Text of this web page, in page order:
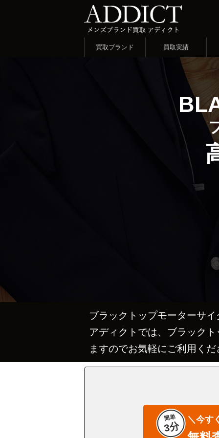
買取ブランド 買取実績
ブラックトップモーターサ
アディクトでは、ブラック
ますのでお気軽にご利用くだ
簡単
3分
＼今す